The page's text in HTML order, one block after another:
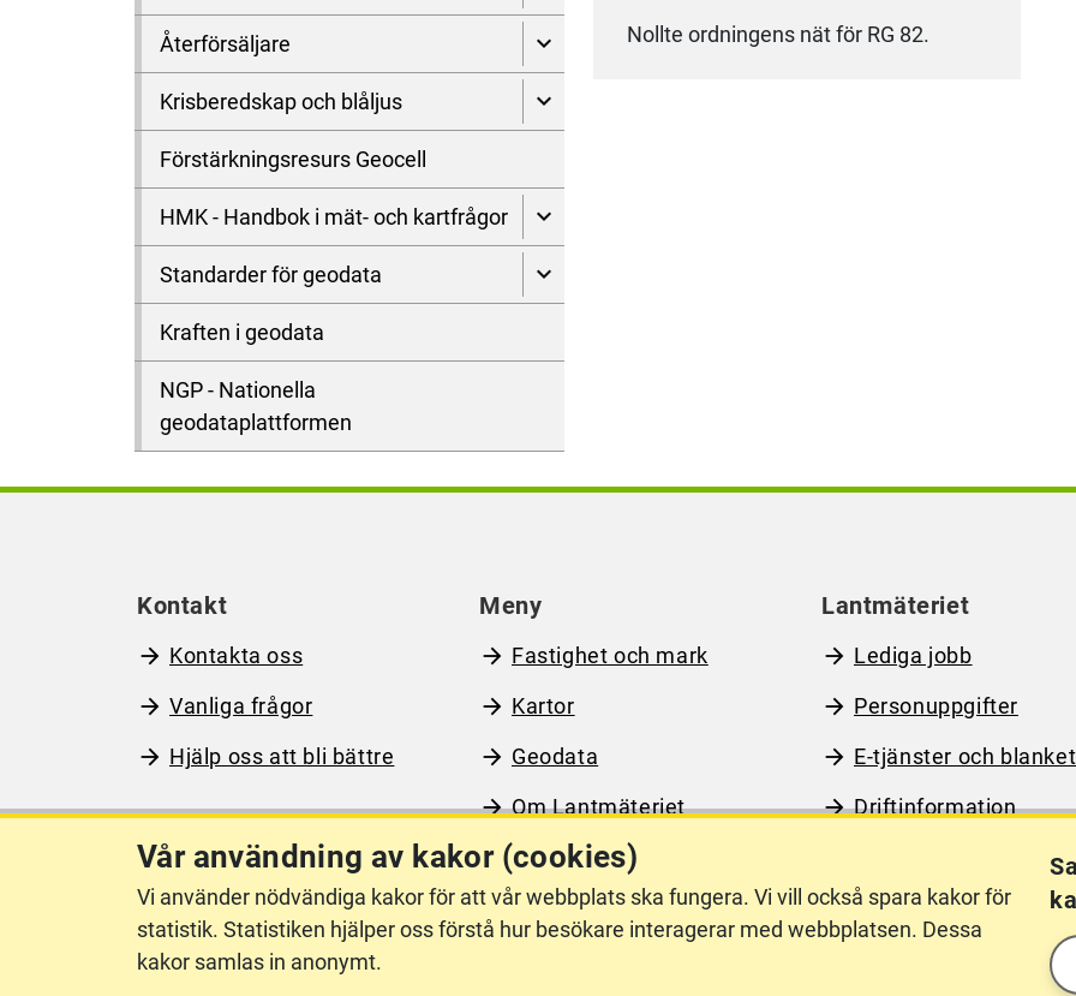
Återförsäljare
Krisberedskap och blåljus
Förstärkningsresurs Geocell
HMK - Handbok i mät- och kartfrågor
Standarder för geodata
Kraften i geodata
NGP - Nationella
geodataplattformen
Nollte ordningens nät för RG 82.
Vår användning av kakor (cookies)
Vi använder nödvändiga kakor för att vår webbplats ska fungera. Vi vill också spara kakor för
statistik. Statistiken hjälper oss förstå hur besökare interagerar med webbplatsen. Dessa
kakor samlas in anonymt.
Kontakt
Kontakta oss
Vanliga frågor
Hjälp oss att bli bättre
Meny
Fastighet och mark
Kartor
Geodata
Om Lantmäteriet
Lantmäteriet
Lediga jobb
Personuppgifter
E-tjänster och
Driftinformation
Om webbplatsen Tillgänglighet Other languages